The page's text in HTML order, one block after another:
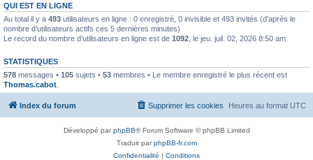
QUI EST EN LIGNE
Au total il y a 493 utilisateurs en ligne : 0 enregistré, 0 invisible et 493 invités (d’après le
nombre d’utilisateurs actifs ces 5 dernières minutes)
Le record du nombre d’utilisateurs en ligne est de 1092 , le jeu. juil. 02, 2026 8:50 am
STATISTIQUES
578 messages • 105 sujets • 53 membres • Le membre enregistré le plus récent est
Thomas.cabot
Index du forum Heures au format UTC
Supprimer les cookies
Développé parphpBB® Forum Software © phpBB Limited
Traduit parphpBB-fr.com
Confidentialité | Conditions